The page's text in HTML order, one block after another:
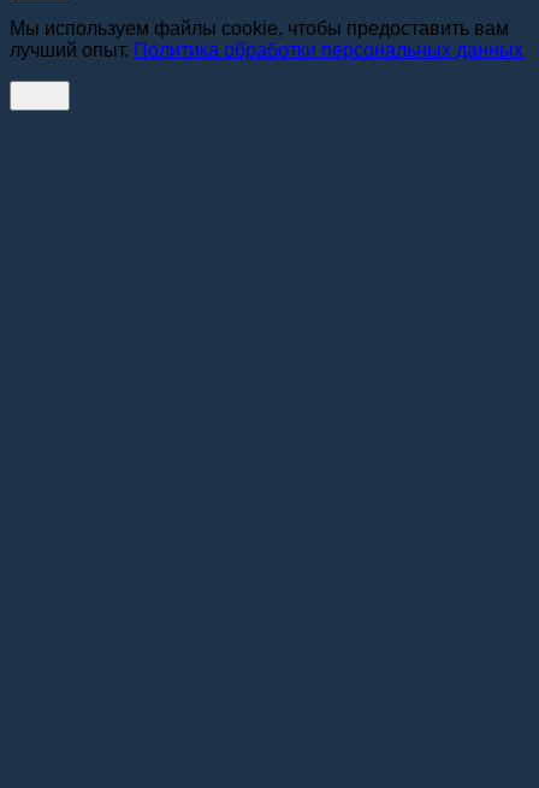
Мы используем файлы cookie, чтобы предоставить вам
лучший опыт. Политика обработки персональных данных